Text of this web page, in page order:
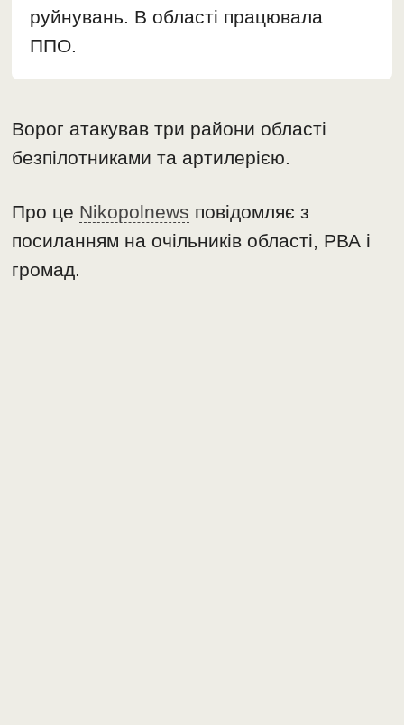
руйнувань. В області працювала
ППО.
Ворог атакував три райони області
безпілотниками та артилерією.
Про це Nikopolnews повідомляє з
посиланням на очільників області, РВА і
громад.